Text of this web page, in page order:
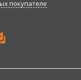
покупателе